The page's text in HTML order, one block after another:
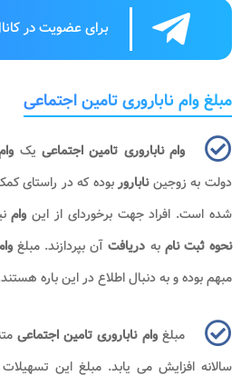
برای عضویت در
مبلغ وام ناباروری تامین اجتماعی
وام ناباروری تامین اجتماعییک
دولت به زوجینناباروربوده که در راستای
شده است. افراد جهت برخوردای از این وام
نحوه ثبت نام به دریافت آن بپردازند. مبلغ
مبهم بوده و به دنبال اطلاع در این باره
مبلغوام ناباروری تامین اجتماعی